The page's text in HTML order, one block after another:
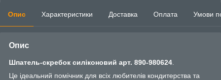
Опис Характеристики Доставка Оплата Умови
Опис
Шпатель-скребок силіконовий арт. 890-980624
Це ідеальний помічник для всіх любителів кондитерства та